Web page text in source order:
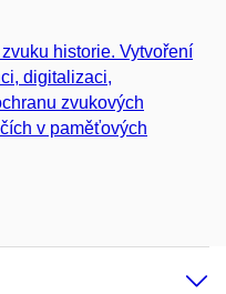
historie. Vytvoření
digitalizaci,
zvukových
v paměťových